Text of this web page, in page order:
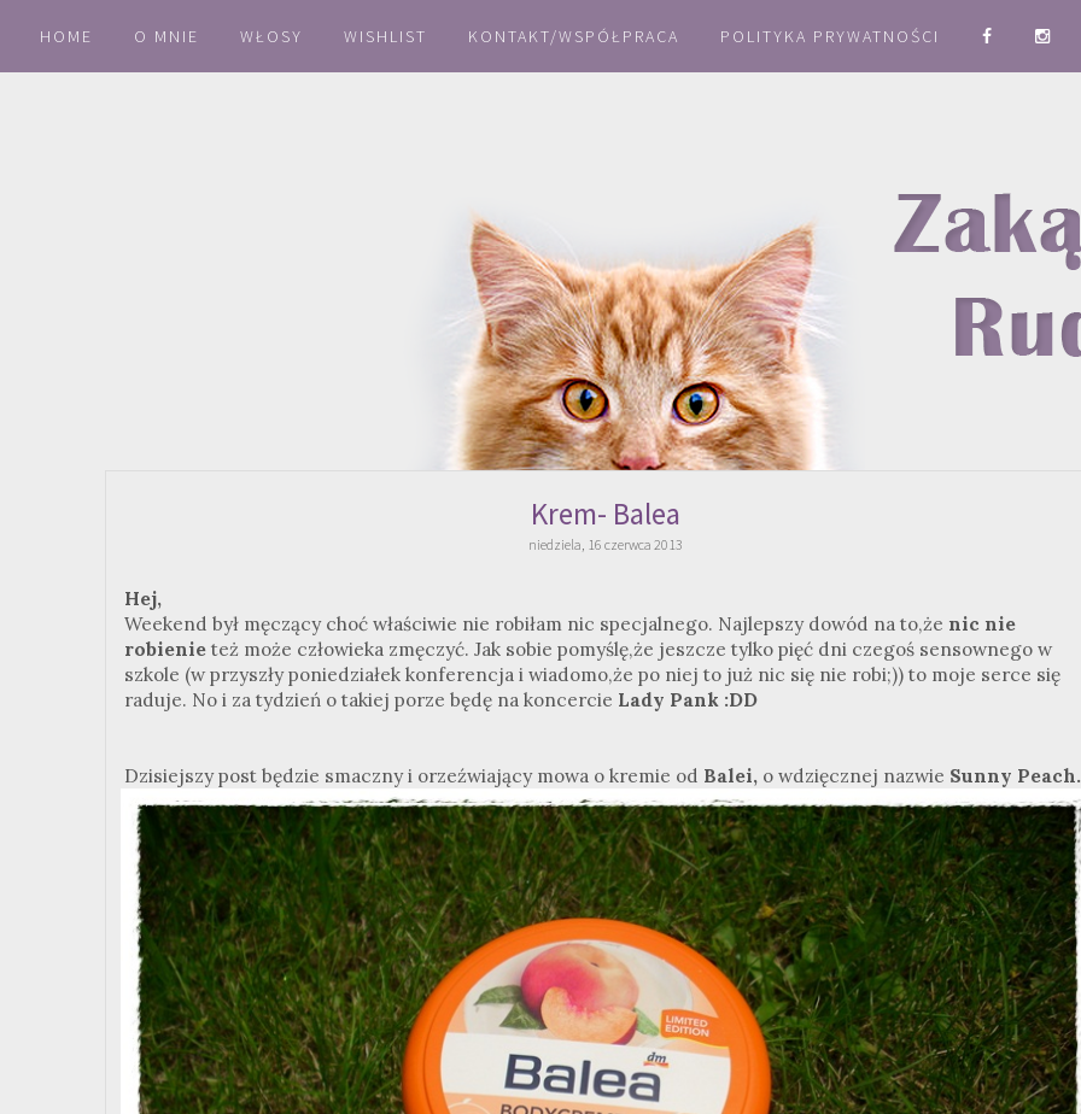
HOME O MNIE WŁOSY WISHLIST KONTAKT/WSPÓŁPRACA POLITYKA PRYWATNOŚCI
Krem- Balea
niedziela, 16 czerwca 2013
Hej,
Weekend był męczący choć właściwie nie robiłam nic specjalnego. Najlepszy dowód na to,że nic nie
robienie też może człowieka zmęczyć. Jak sobie pomyślę,że jeszcze tylko pięć dni czegoś sensownego w
szkole (w przyszły poniedziałek konferencja i wiadomo,że po niej to już nic się nie robi;)) to moje serce się
raduje. No i za tydzień o takiej porze będę na koncercie Lady Pank :DD
Dzisiejszy post będzie smaczny i orzeźwiający mowa o kremie od Balei, o wdzięcznej nazwie Sunny Peach.